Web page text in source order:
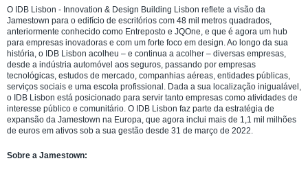
O IDB Lisbon - Innovation & Design Building Lisbon reflete a visão da
Jamestown para o edifício de escritórios com 48 mil metros quadrados,
anteriormente conhecido como Entreposto e JQOne, e que é agora um hub
para empresas inovadoras e com um forte foco em design. Ao longo da sua
história, o IDB Lisbon acolheu – e continua a acolher – diversas empresas,
desde a indústria automóvel aos seguros, passando por empresas
tecnológicas, estudos de mercado, companhias aéreas, entidades públicas,
serviços sociais e uma escola profissional. Dada a sua localização inigualável,
o IDB Lisbon está posicionado para servir tanto empresas como atividades de
interesse público e comunitário. O IDB Lisbon faz parte da estratégia de
expansão da Jamestown na Europa, que agora inclui mais de 1,1 mil milhões
de euros em ativos sob a sua gestão desde 31 de março de 2022.
Sobre a Jamestown: